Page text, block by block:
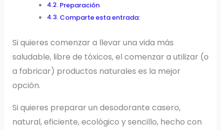
Preparación
Comparte esta entrada:
Si quieres comenzar a llevar una vida más
saludable, libre de tóxicos, el comenzar a utilizar (o
a fabricar) productos naturales es la mejor
opción.
Si quieres preparar un desodorante casero,
natural, eficiente, ecológico y sencillo, hecho con